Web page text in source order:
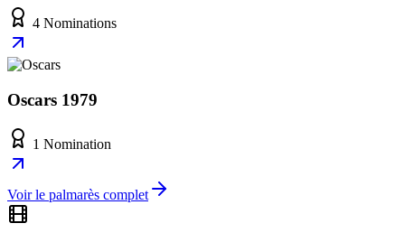
4 Nominations
Oscars 1979
1 Nomination
Voir le palmarès complet